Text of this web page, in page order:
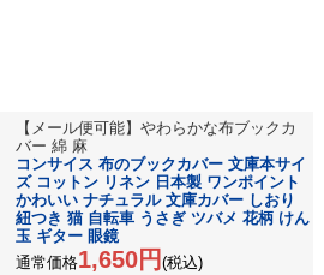
【メール便可能】やわらかな布ブックカ
バー 綿 麻
コンサイス 布のブックカバー 文庫本サイ
ズ コットン リネン 日本製 ワンポイント
かわいい ナチュラル 文庫カバー しおり
紐つき 猫 自転車 うさぎ ツバメ 花柄 けん
玉 ギター 眼鏡
通常価格1,650円 (税込)